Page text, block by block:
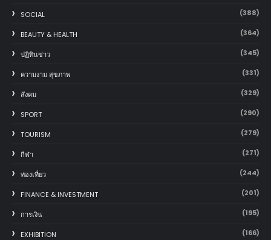
SOCIAL (388)
BEAUTY & HEALTH (364)
ปฏิทินข่าว (345)
ความงาม สุขภาพ (331)
สังคม (329)
SPORT (290)
TOURISM (279)
กีฬา (271)
ท่องเที่ยว (244)
FINANCE & INVESTMENT (201)
การเงิน (195)
EXHIBITION (166)